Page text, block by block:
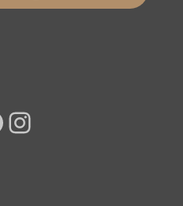
Instagram